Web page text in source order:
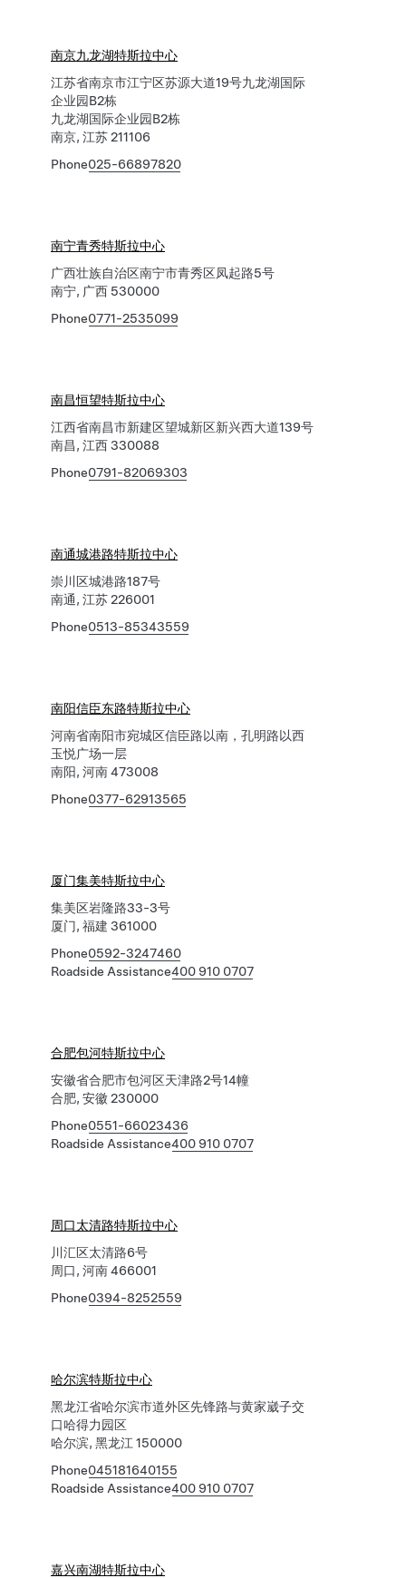
南京九龙湖特斯拉中心
江苏省南京市江宁区苏源大道19号九龙湖国际
企业园B2栋
九龙湖国际企业园B2栋
南京, 江苏 211106
Phone025-66897820
南宁青秀特斯拉中心
广西壮族自治区南宁市青秀区凤起路5号
南宁, 广西 530000
Phone0771-2535099
南昌恒望特斯拉中心
江西省南昌市新建区望城新区新兴西大道139号
南昌, 江西 330088
Phone0791-82069303
南通城港路特斯拉中心
崇川区城港路187号
南通, 江苏 226001
Phone0513-85343559
南阳信臣东路特斯拉中心
河南省南阳市宛城区信臣路以南，孔明路以西
玉悦广场一层
南阳, 河南 473008
Phone0377-62913565
厦门集美特斯拉中心
集美区岩隆路33-3号
厦门, 福建 361000
Phone0592-3247460
Roadside Assistance400 910 0707
合肥包河特斯拉中心
安徽省合肥市包河区天津路2号14幢
合肥, 安徽 230000
Phone0551-66023436
Roadside Assistance400 910 0707
周口太清路特斯拉中心
川汇区太清路6号
周口, 河南 466001
Phone0394-8252559
哈尔滨特斯拉中心
黑龙江省哈尔滨市道外区先锋路与黄家崴子交
口哈得力园区
哈尔滨, 黑龙江 150000
Phone045181640155
Roadside Assistance400 910 0707
嘉兴南湖特斯拉中心